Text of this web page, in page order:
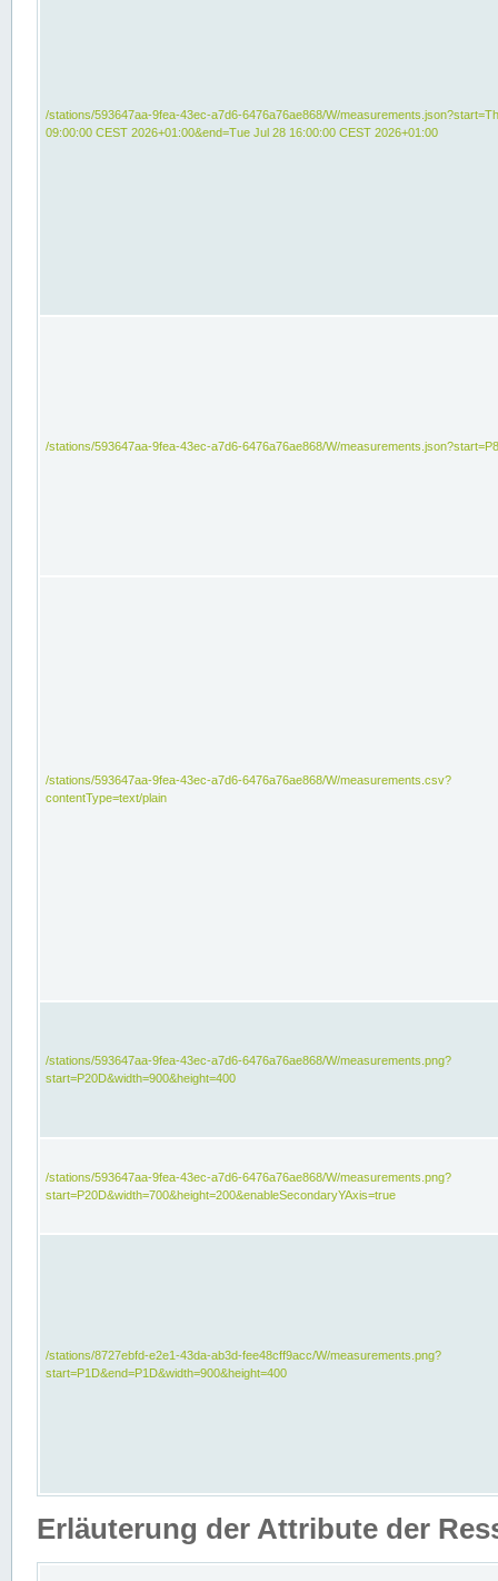
/stations/593647aa-9fea-43ec-a7d6-6476a76ae868/W/
09:00:00 CEST 2026+01:00&end=Tue Jul 28 16:00:00 CEST 2026+01:00
/stations/593647aa-9fea-43ec-a7d6-6476a76ae868/W/
/stations/593647aa-9fea-43ec-a7d6-6476a76ae868/W/measurements.csv?
contentType=text/plain
/stations/593647aa-9fea-43ec-a7d6-6476a76ae868/W/measurements.png?
start=P20D&width=900&height=400
/stations/593647aa-9fea-43ec-a7d6-6476a76ae868/W/measurements.png?
start=P20D&width=700&height=200&enableSecondaryYAxis=true
/stations/8727ebfd-e2e1-43da-ab3d-fee48cff9acc/W/measurements.png?
start=P1D&end=P1D&width=900&height=400
Erläuterung der Attribute der